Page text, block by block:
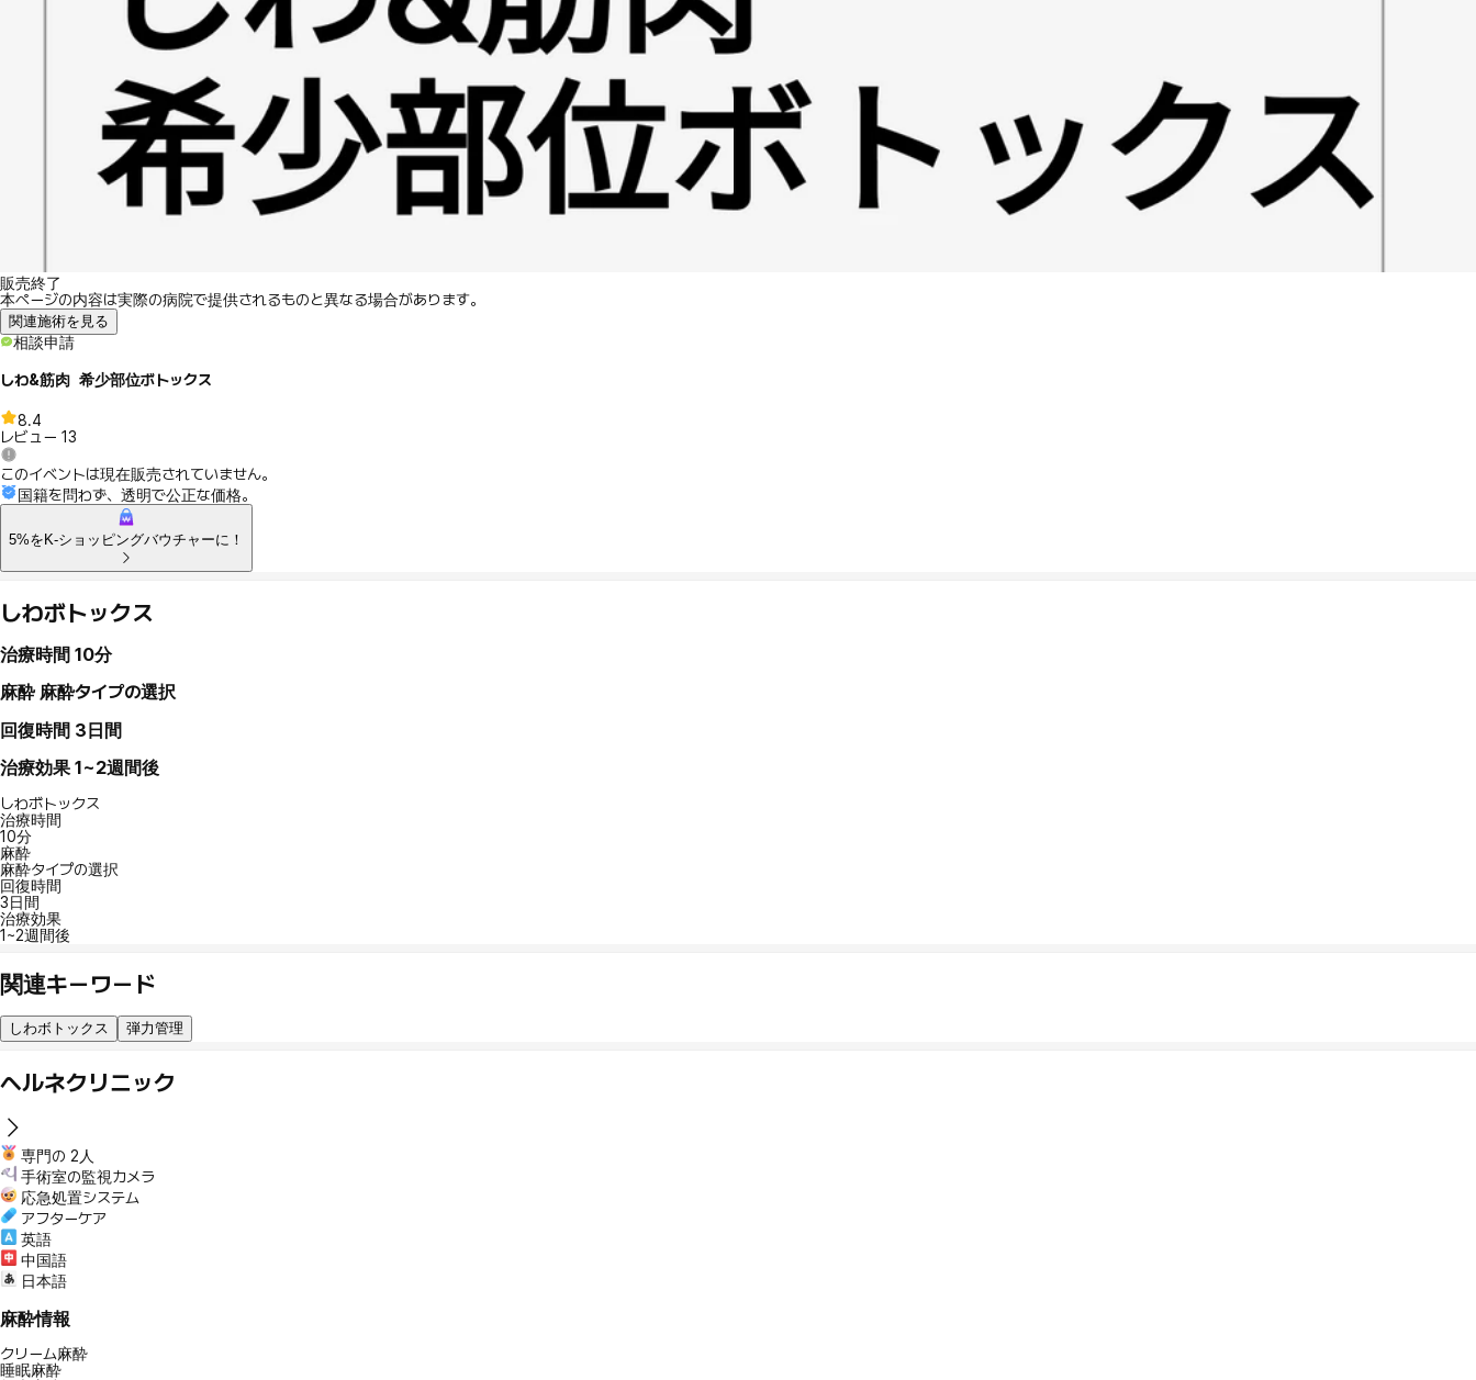
販売終了
本ページの内容は実際の病院で提供されるものと異なる場合があります。
関連施術を見る
相談申請
しわ&筋肉 希少部位ボトックス
8.4
レビュー 13
このイベントは現在販売されていません。
国籍を問わず、透明で公正な価格。
5%をK-ショッピングバウチャーに！
しわボトックス
治療時間 10分
麻酔 麻酔タイプの選択
回復時間 3日間
治療効果 1~2週間後
しわボトックス
治療時間
10分
麻酔
麻酔タイプの選択
回復時間
3日間
治療効果
1~2週間後
関連キーワード
しわボトックス 弾力管理
ヘルネクリニック
専門の 2人
手術室の監視カメラ
応急処置システム
アフターケア
英語
中国語
日本語
麻酔情報
クリーム麻酔
睡眠麻酔